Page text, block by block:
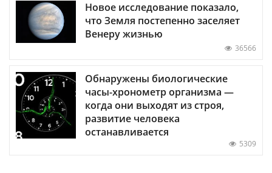
Новое исследование показало,
что Земля постепенно заселяет
Венеру жизнью
36566
Обнаружены биологические
часы-хронометр организма —
когда они выходят из строя,
развитие человека
останавливается
5309